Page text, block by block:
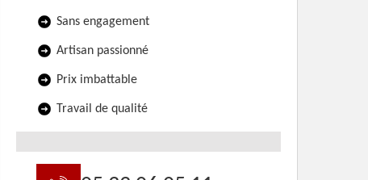
Sans engagement
Artisan passionné
Prix imbattable
Travail de qualité